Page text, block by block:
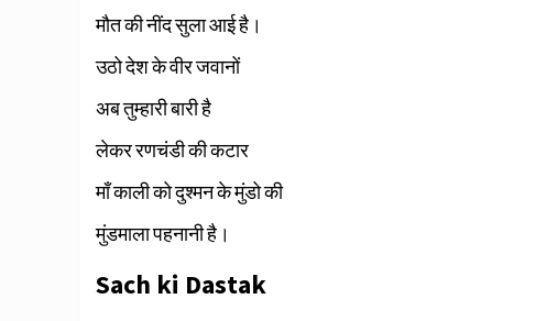
मौत की नींद सुला आई है।
उठो देश के वीर जवानों
अब तुम्हारी बारी है
लेकर रणचंडी की कटार
माँ काली को दुश्मन के मुंडो की
मुंडमाला पहनानी है।
Sach ki Dastak